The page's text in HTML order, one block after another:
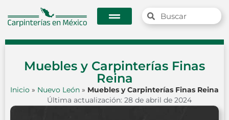
Muebles y Carpinterías Finas
Reina
Inicio » Nuevo León » Muebles y Carpinterías Finas Reina
Última actualización: 28 de abril de 2024